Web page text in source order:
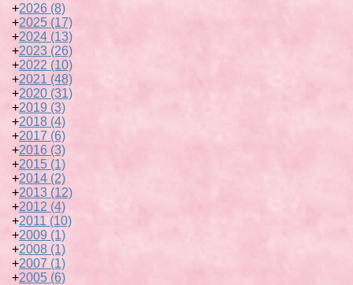
+2026 (8)
+2025 (17)
+2024 (13)
+2023 (26)
+2022 (10)
+2021 (48)
+2020 (31)
+2019 (3)
+2018 (4)
+2017 (6)
+2016 (3)
+2015 (1)
+2014 (2)
+2013 (12)
+2012 (4)
+2011 (10)
+2009 (1)
+2008 (1)
+2007 (1)
+2005 (6)